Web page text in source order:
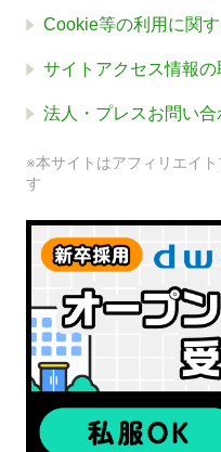
Cookie等の利用に関
サイトアクセス情報の
法人・プレスお問い合
※本サイトはアフィリエイ
す